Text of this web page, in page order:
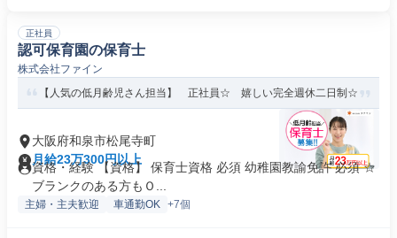
正社員
認可保育園の保育士
株式会社ファイン
【人気の低月齢児さん担当】 正社員☆ 嬉しい完全週休二日制☆
大阪府和泉市松尾寺町
月給23万300円以上
資格・経験 【資格】 保育士資格 必須 幼稚園教諭免許 必須 ☆
ブランクのある方もＯ...
主婦・主夫歓迎 車通勤OK +7個